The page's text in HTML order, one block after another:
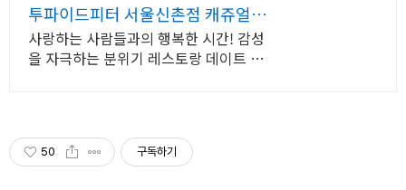
투파이드피터 서울신촌점 캐쥬얼
다이닝 레스토랑
사랑하는 사람들과의 행복한 시간! 감성
을 자극하는 분위기 레스토랑 데이트 맛
50 구독하기